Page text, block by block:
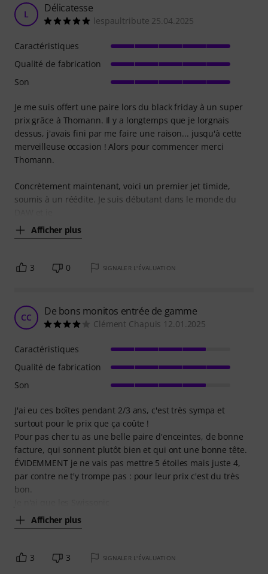
L Délicatesse
lespaultribute 25.04.2025
Je me suis offert une paire lors du black friday à un super
prix grâce à Thomann. Il y a longtemps que je lorgnais
dessus, j'avais fini par me faire une raison... jusqu'à cette
merveilleuse occasion ! Alors pour commencer merci
Thomann.
Concrètement maintenant, voici un premier jet timide,
soumis à un réédite. Je suis débutant dans le monde du
Afficher plus
Caractéristiques
Qualité de fabrication
Son
3 0 SIGNALER L'ÉVALUATION
CC De bons monitos entrée de gamme
Clément Chapuis 12.01.2025
J'ai eu ces boîtes pendant 2/3 ans, c'est très sympa et
surtout pour le prix que ça coûte !
Pour pas cher tu as une belle paire d'enceintes, de bonne
facture, qui sonnent plutôt bien et qui ont une bonne tête.
ÉVIDEMMENT je ne vais pas mettre 5 étoiles mais juste 4,
par contre ne t'y trompe pas : pour leur prix c'est du très
bon.
Afficher plus
Caractéristiques
Qualité de fabrication
Son
3 3 SIGNALER L'ÉVALUATION